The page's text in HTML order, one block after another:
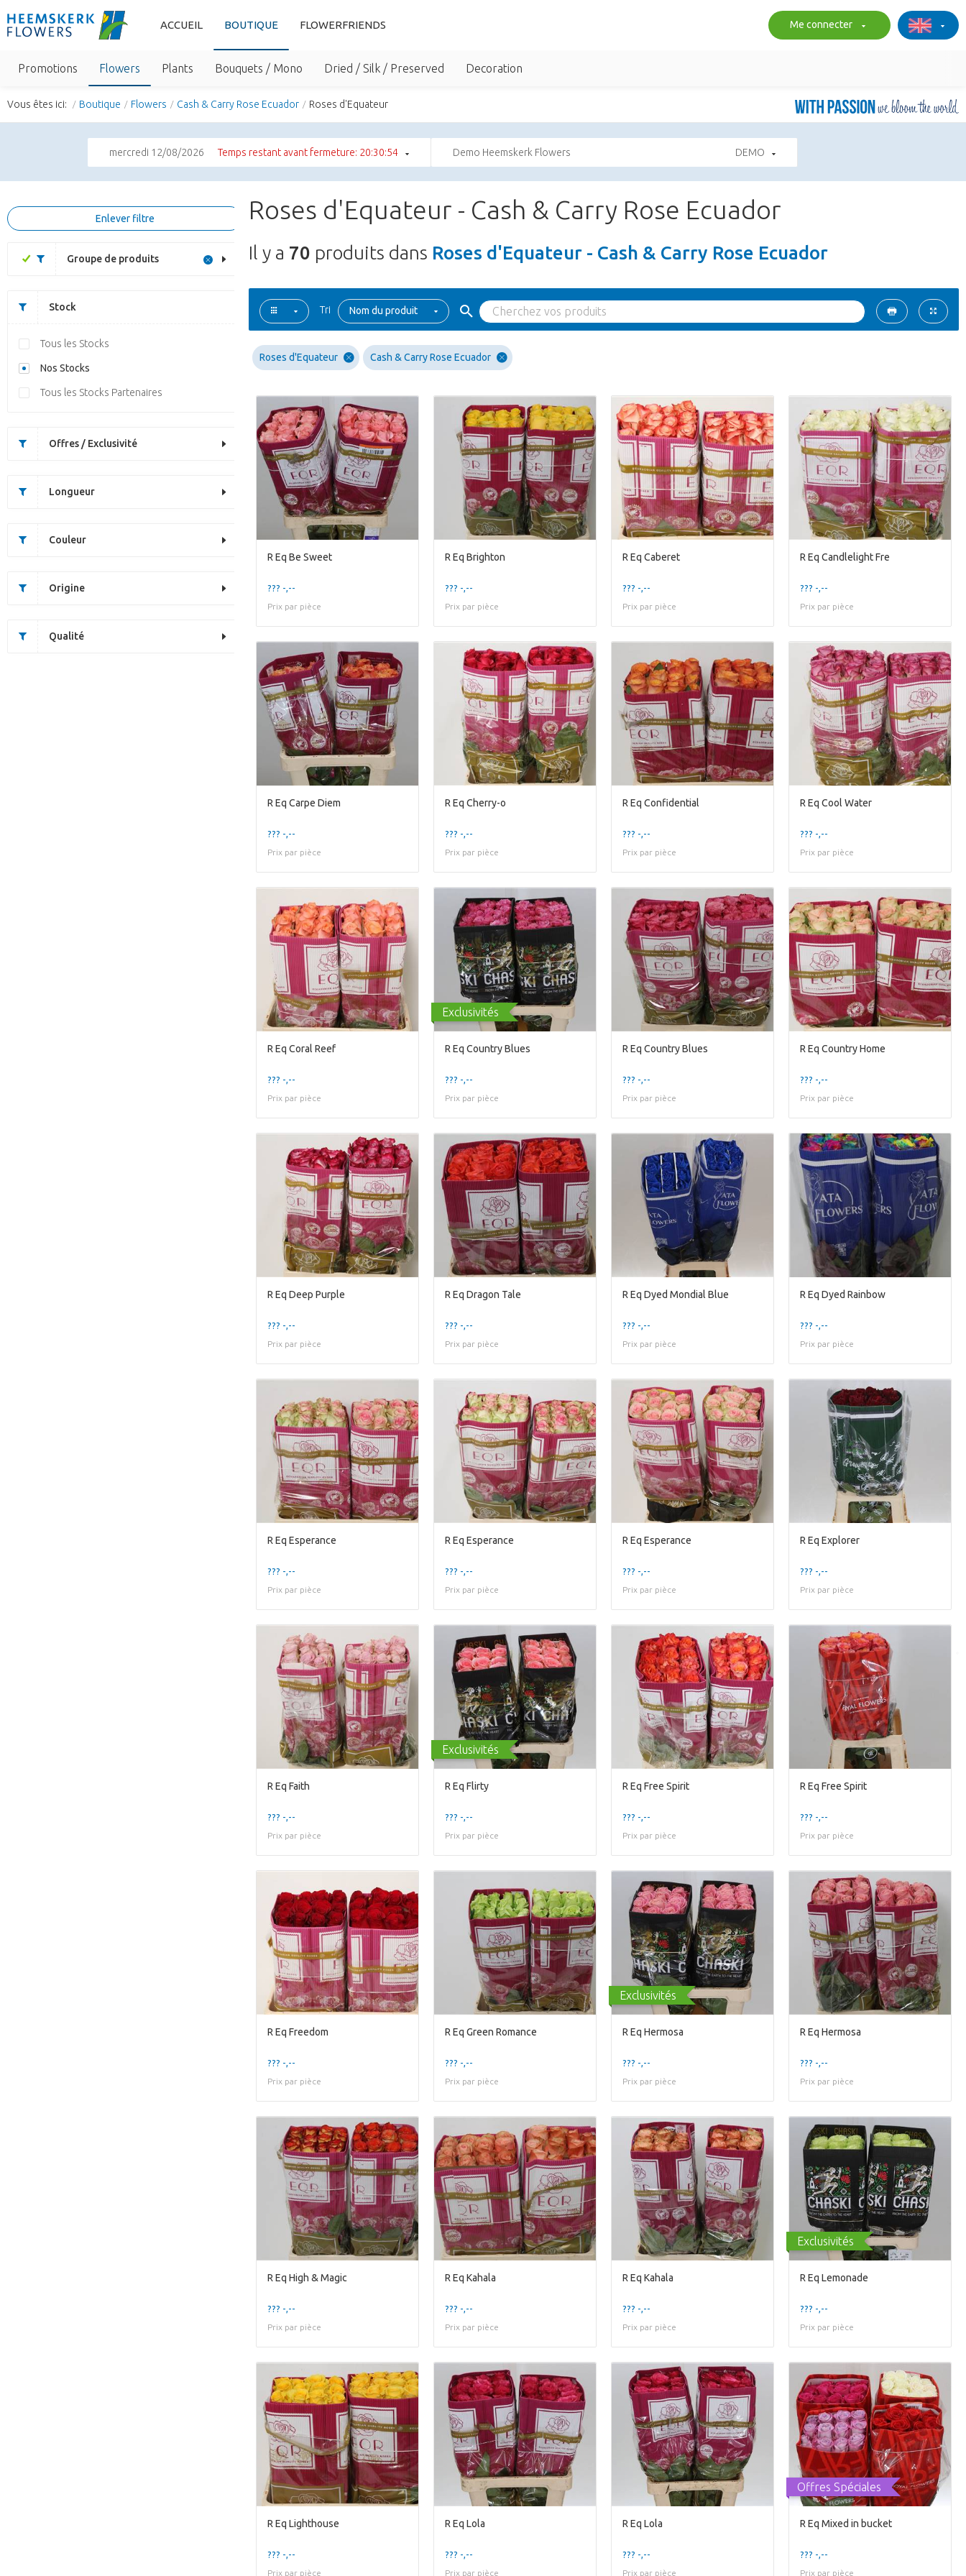
ACCUEIL BOUTIQUE FLOWERFRIENDS Me connecter
Promotions Flowers Plants Bouquets / Mono Dried / Silk / Preserved Decoration
Vous êtes ici: Boutique Flowers Cash & Carry Rose Ecuador Roses d'Equateur
mercredi 12/08/2026 Temps restant avant fermeture: 20:30:53 Demo Heemskerk Flowers DEMO
Enlever filtre
Groupe de produits
Stock
Tous les Stocks
Nos Stocks
Tous les Stocks Partenaires
Offres / Exclusivité
Longueur
Couleur
Origine
Qualité
Roses d'Equateur - Cash & Carry Rose Ecuador
Il y a 70 produits dans Roses d'Equateur - Cash & Carry Rose Ecuador
Tri Nom du produit
Roses d'Equateur Cash & Carry Rose Ecuador
R Eq Be Sweet
??? -,--
Prix par pièce
R Eq Brighton
??? -,--
Prix par pièce
R Eq Caberet
??? -,--
Prix par pièce
R Eq Candlelight Fre
??? -,--
Prix par pièce
R Eq Carpe Diem
??? -,--
Prix par pièce
R Eq Cherry-o
??? -,--
Prix par pièce
R Eq Confidential
??? -,--
Prix par pièce
R Eq Cool Water
??? -,--
Prix par pièce
R Eq Coral Reef
??? -,--
Prix par pièce
Exclusivités
R Eq Country Blues
??? -,--
Prix par pièce
R Eq Country Blues
??? -,--
Prix par pièce
R Eq Country Home
??? -,--
Prix par pièce
R Eq Deep Purple
??? -,--
Prix par pièce
R Eq Dragon Tale
??? -,--
Prix par pièce
R Eq Dyed Mondial Blue
??? -,--
Prix par pièce
R Eq Dyed Rainbow
??? -,--
Prix par pièce
R Eq Esperance
??? -,--
Prix par pièce
R Eq Esperance
??? -,--
Prix par pièce
R Eq Esperance
??? -,--
Prix par pièce
R Eq Explorer
??? -,--
Prix par pièce
R Eq Faith
??? -,--
Prix par pièce
Exclusivités
R Eq Flirty
??? -,--
Prix par pièce
R Eq Free Spirit
??? -,--
Prix par pièce
R Eq Free Spirit
??? -,--
Prix par pièce
R Eq Freedom
??? -,--
Prix par pièce
R Eq Green Romance
??? -,--
Prix par pièce
Exclusivités
R Eq Hermosa
??? -,--
Prix par pièce
R Eq Hermosa
??? -,--
Prix par pièce
R Eq High & Magic
??? -,--
Prix par pièce
R Eq Kahala
??? -,--
Prix par pièce
R Eq Kahala
??? -,--
Prix par pièce
Exclusivités
R Eq Lemonade
??? -,--
Prix par pièce
R Eq Lighthouse
??? -,--
Prix par pièce
R Eq Lola
??? -,--
Prix par pièce
R Eq Lola
??? -,--
Prix par pièce
Offres Spéciales
R Eq Mixed in bucket
??? -,--
Prix par pièce